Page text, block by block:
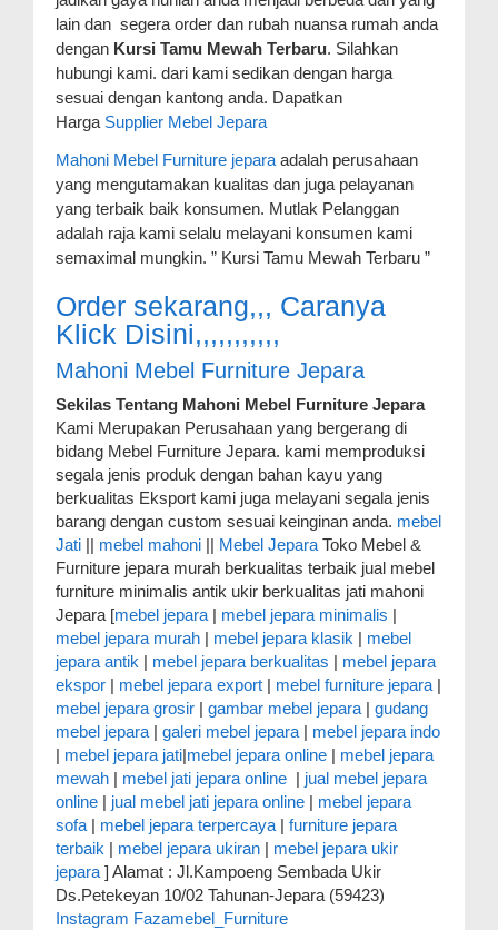
lain dan segera order dan rubah nuansa rumah anda
dengan Kursi Tamu Mewah Terbaru. Silahkan
hubungi kami. dari kami sedikan dengan harga
sesuai dengan kantong anda. Dapatkan
Harga Supplier Mebel Jepara
Mahoni Mebel Furniture jepara adalah perusahaan
yang mengutamakan kualitas dan juga pelayanan
yang terbaik baik konsumen. Mutlak Pelanggan
adalah raja kami selalu melayani konsumen kami
semaximal mungkin. ” Kursi Tamu Mewah Terbaru ”
Order sekarang,,, Caranya
Klick Disini,,,,,,,,,,,
Mahoni Mebel Furniture Jepara
Sekilas Tentang Mahoni Mebel Furniture Jepara
Kami Merupakan Perusahaan yang bergerang di
bidang Mebel Furniture Jepara. kami memproduksi
segala jenis produk dengan bahan kayu yang
berkualitas Eksport kami juga melayani segala jenis
barang dengan custom sesuai keinginan anda. mebel
Jati || mebel mahoni || Mebel Jepara Toko Mebel &
Furniture jepara murah berkualitas terbaik jual mebel
furniture minimalis antik ukir berkualitas jati mahoni
Jepara [mebel jepara | mebel jepara minimalis |
mebel jepara murah | mebel jepara klasik | mebel
jepara antik | mebel jepara berkualitas | mebel jepara
ekspor | mebel jepara export | mebel furniture jepara |
mebel jepara grosir | gambar mebel jepara | gudang
mebel jepara | galeri mebel jepara | mebel jepara indo
| mebel jepara jati|mebel jepara online | mebel jepara
mewah | mebel jati jepara online | jual mebel jepara
online | jual mebel jati jepara online | mebel jepara
sofa | mebel jepara terpercaya | furniture jepara
terbaik | mebel jepara ukiran | mebel jepara ukir
jepara ] Alamat : Jl.Kampoeng Sembada Ukir
Ds.Petekeyan 10/02 Tahunan-Jepara (59423)
Instagram Fazamebel_Furniture